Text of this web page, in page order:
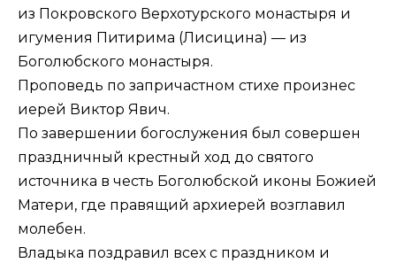
из Покровского Верхотурского монастыря и
игумения Питирима (Лисицина) — из
Боголюбского монастыря.
Проповедь по запричастном стихе произнес
иерей Виктор Явич.
По завершении богослужения был совершен
праздничный крестный ход до святого
источника в честь Боголюбской иконы Божией
Матери, где правящий архиерей возглавил
молебен.
Владыка поздравил всех с праздником и